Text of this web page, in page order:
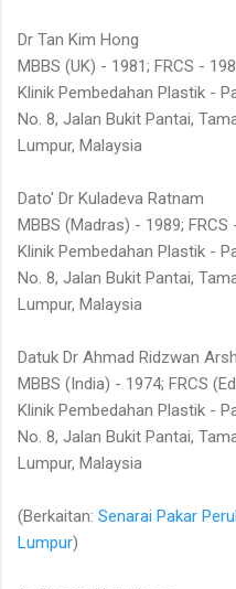
Dr Tan Kim Hong
MBBS (UK) - 1981; FRCS -
Klinik Pembedahan Plastik -
No. 8, Jalan Bukit Pantai,
Lumpur, Malaysia
Dato' Dr Kuladeva Ratnam
MBBS (Madras) - 1989; FRCS
Klinik Pembedahan Plastik -
No. 8, Jalan Bukit Pantai,
Lumpur, Malaysia
Datuk Dr Ahmad Ridzwan
MBBS (India) - 1974; FRCS
Klinik Pembedahan Plastik -
No. 8, Jalan Bukit Pantai,
Lumpur, Malaysia
(Berkaitan: Senarai Pakar
Lumpur)